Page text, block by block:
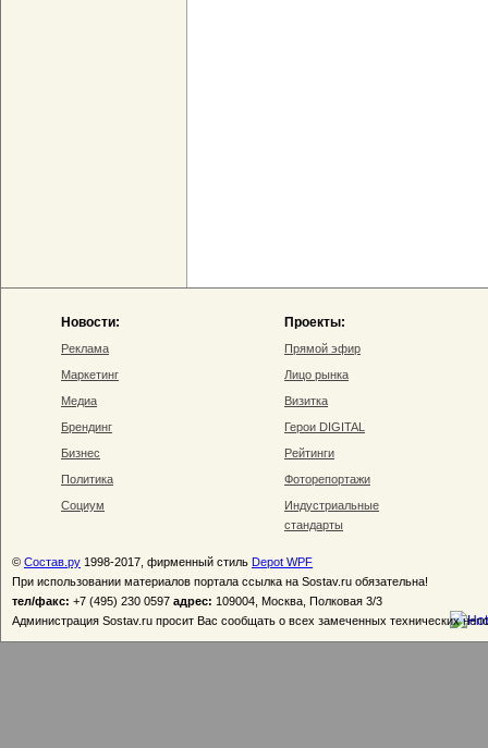
Новости:
Реклама
Маркетинг
Медиа
Брендинг
Бизнес
Политика
Социум
Проекты:
Прямой эфир
Лицо рынка
Визитка
Герои DIGITAL
Рейтинги
Фоторепортажи
Индустриальные
стандарты
© Состав.ру 1998-2017, фирменный стиль Depot WPF
При использовании материалов портала ссылка на Sostav.ru обязательна!
тел/факс: +7 (495) 230 0597 адрес: 109004, Москва, Полковая 3/3
Администрация Sostav.ru просит Вас сообщать о всех замеченных технических